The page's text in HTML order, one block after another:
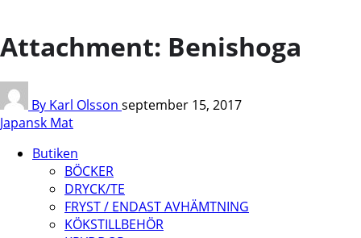
Attachment: Benishoga
By Karl Olsson september 15, 2017
Japansk Mat
Butiken
BÖCKER
DRYCK/TE
FRYST / ENDAST AVHÄMTNING
KÖKSTILLBEHÖR